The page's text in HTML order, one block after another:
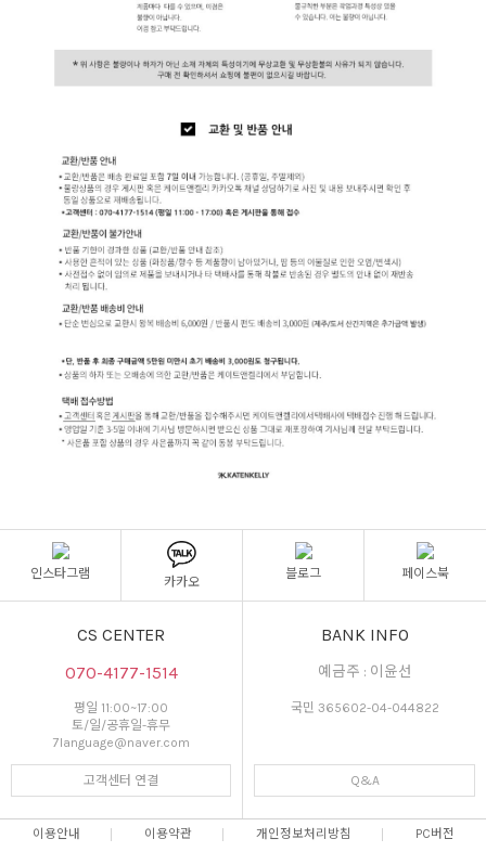
인스타그램
카카오
블로그 페이스북
CS CENTER
070-4177-1514
평일 11:00~17:00
토/일/공휴일-휴무
7language@naver.com
고객센터 연결
BANK INFO
예금주 : 이윤선
국민 365602-04-044822
Q&A
이용안내 이용약관 개인정보처리방침 PC버전